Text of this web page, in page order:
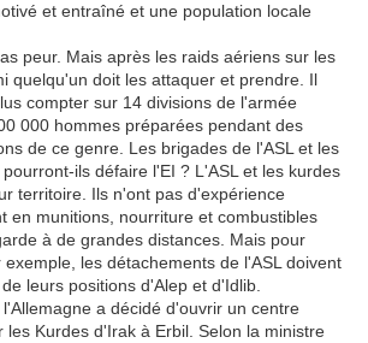
et entraîné et une population locale
peur. Mais après les raids aériens sur les
quelqu'un doit les attaquer et prendre. Il
compter sur 14 divisions de l'armée
000 hommes préparées pendant des
de ce genre. Les brigades de l'ASL et les
ils défaire l'EI ? L'ASL et les kurdes
territoire. Ils n'ont pas d'expérience
en munitions, nourriture et combustibles
à de grandes distances. Mais pour
les détachements de l'ASL doivent
leurs positions d'Alep et d'Idlib.
a décidé d'ouvrir un centre
Kurdes d'Irak à Erbil. Selon la ministre